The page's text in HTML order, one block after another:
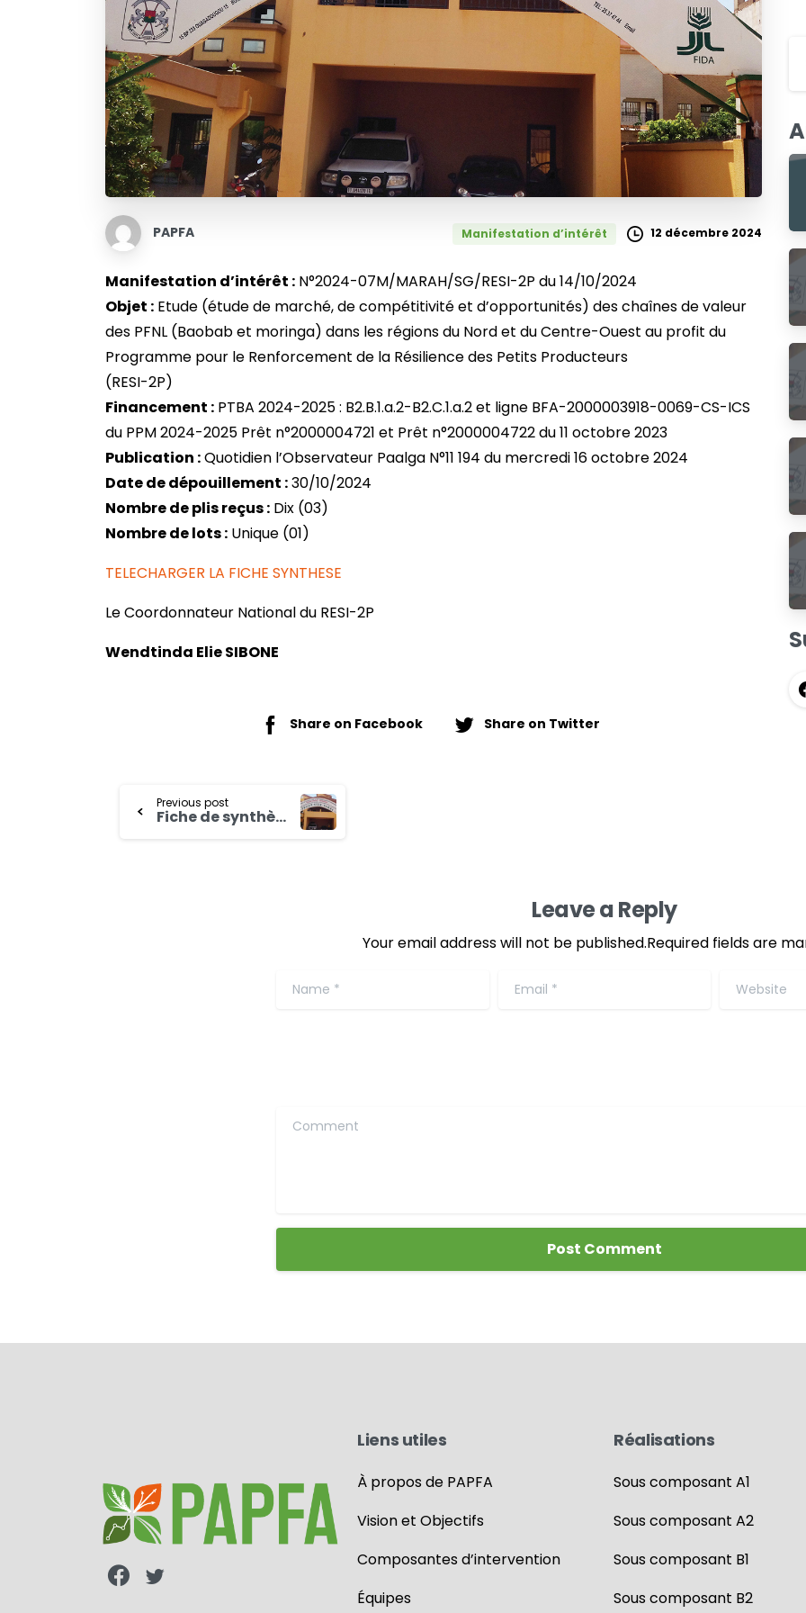
PAPFA Manifestation d’intérêt 12 décembre 2024
Manifestation d’intérêt : N°2024-07M/MARAH/SG/RESI-2P du 14/10/2024
Objet : Etude (étude de marché, de compétitivité et d’opportunités) des chaînes de valeur
des PFNL (Baobab et moringa) dans les régions du Nord et du Centre-Ouest au profit du
Programme pour le Renforcement de la Résilience des Petits Producteurs
(RESI-2P)
Financement : PTBA 2024-2025 : B2.B.1.a.2-B2.C.1.a.2 et ligne BFA-2000003918-0069-CS-ICS
du PPM 2024-2025 Prêt n°2000004721 et Prêt n°2000004722 du 11 octobre 2023
Publication :Quotidien l’Observateur Paalga N°11 194 du mercredi 16 octobre 2024
Date de dépouillement :30/10/2024
Nombre de plis reçus : Dix (03)
Nombre de lots : Unique (01)
TELECHARGER LA FICHE SYNTHESE
Le Coordonnateur National du RESI-2P
Wendtinda Elie SIBONE
Share on Facebook Share on Twitter
Previous post
Fiche de synthèse sur l’étude (étude de marché, de compétitivité et d’opportunités) des chaînes de valeur des produits maraîchers dans les régions du Nord et du Centre-Ouest au profit du Programme pour le Renforcement de la Résilience des Petits Producteurs
Leave a Reply
Your email address will not be published.Required fields are
Name* Email* Website
Comment
Liens utiles
À propos de PAPFA
Vision et Objectifs
Composantes d’intervention
Équipes
Réalisations
Sous composant A1
Sous composant A2
Sous composant B1
Sous composant B2